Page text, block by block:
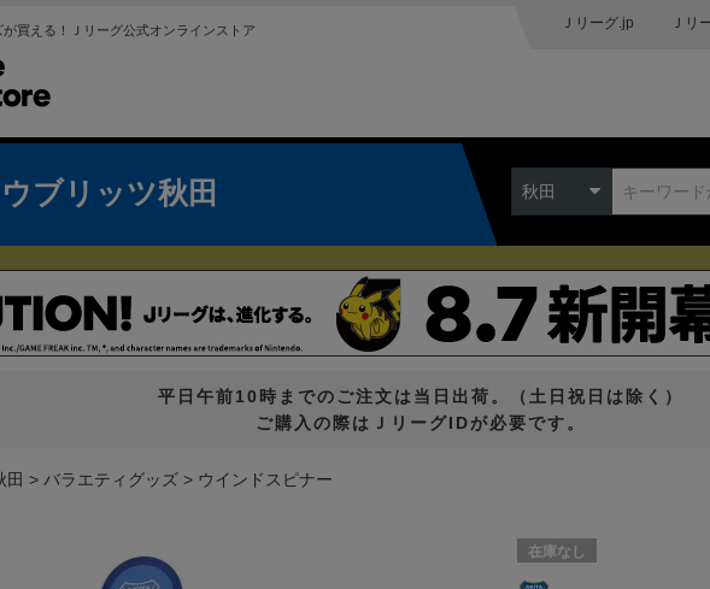
買える！Ｊリーグ公式オンラインストア Ｊリーグ.jp Ｊリ
ブリッツ秋田 秋田
平日午前10時までのご注文は当日出荷。（土日祝日は除く）
ご購入の際はＪリーグIDが必要です。
田 バラエティグッズ ウインドスピナー
在庫なし